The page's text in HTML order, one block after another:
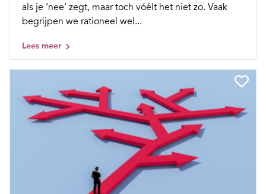
als je ‘nee’ zegt, maar toch vóélt het niet zo. Vaak
begrijpen we rationeel wel...
Lees meer